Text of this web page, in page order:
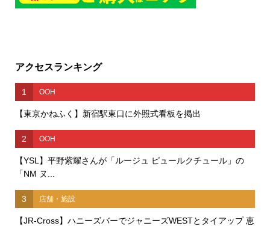
アクセスランキング
1 OOH
【東京かねふく】新宿駅東口に外照式看板を掲出
2 OOH
【YSL】平野紫耀さんが「ルージュ ピュールクチュール」の
「NM ヌ...
3 店舗・施設
【JR-Cross】ハニーズバーでジャニーズWESTとタイアップ 恵